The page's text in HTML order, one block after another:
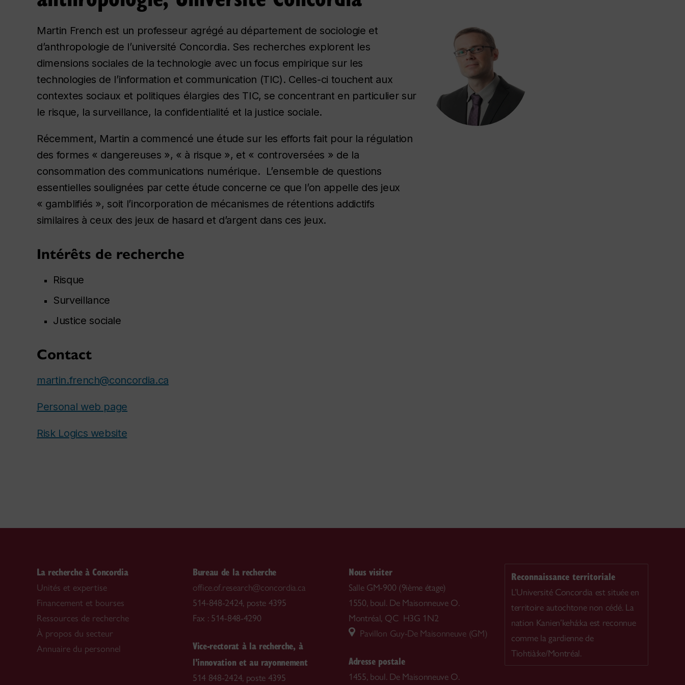
Martin French est un professeur agrégé au département de sociologie et
d’anthropologie de l’université Concordia. Ses recherches explorent les
dimensions sociales de la technologie avec un focus empirique sur les
technologies de l’information et communication (TIC). Celles-ci touchent aux
contextes sociaux et politiques élargies des TIC, se concentrant en particulier sur
le risque, la surveillance, la confidentialité et la justice sociale.
Récemment, Martin a commencé une étude sur les efforts fait pour la régulation
des formes « dangereuses », « à risque », et « controversées » de la
consommation des communications numérique. L’ensemble de questions
essentielles soulignées par cette étude concerne ce que l’on appelle des jeux
« gamblifiés », soit l’incorporation de mécanismes de rétentions addictifs
similaires à ceux des jeux de hasard et d’argent dans ces jeux.
Intérêts de recherche
Risque
Surveillance
Justice sociale
Contact
martin.french@concordia.ca
Personal web page
Risk Logics website
La recherche à Concordia
Unités et expertise
Financement et bourses
Ressources de recherche
À propos du secteur
Annuaire du personnel
Bureau de la recherche
office.of.research@concordia.ca
514-848-2424, poste 4395
Fax : 514-848-4290
Vice-rectorat à la recherche, à
l’innovation et au rayonnement
514 848-2424, poste 4395
Nous visiter
Salle GM-900 (9ième étage)
1550, boul. De Maisonneuve O.
Montréal, QC H3G 1N2
Pavillon Guy-De Maisonneuve (GM)
Adresse postale
1455, boul. De Maisonneuve O.
Reconnaissance territoriale
L’Université Concordia est située en
territoire autochtone non cédé. La
nation Kanien’kehá:ka est reconnue
comme la gardienne de
Tiohtià:ke/Montréal.